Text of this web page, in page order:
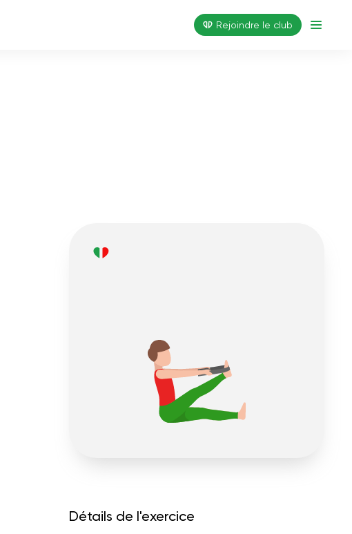
Rejoindre le club
Détails de l'exercice